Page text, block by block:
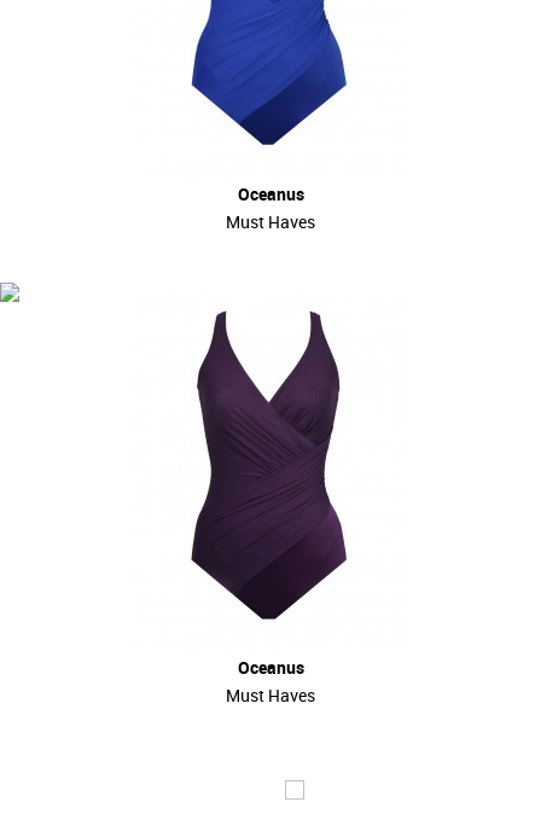
Oceanus
Must Haves
Oceanus
Must Haves